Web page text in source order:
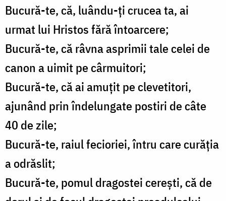
Bucură-te, că, luându-ți crucea ta, ai
urmat lui Hristos fără întoarcere;
Bucură-te, că râvna asprimii tale celei de
canon a uimit pe cârmuitori;
Bucură-te, că ai amuțit pe clevetitori,
ajunând prin îndelungate postiri de câte
40 de zile;
Bucură-te, raiul fecioriei, întru care curăția
a odrăslit;
Bucură-te, pomul dragostei cerești, că de